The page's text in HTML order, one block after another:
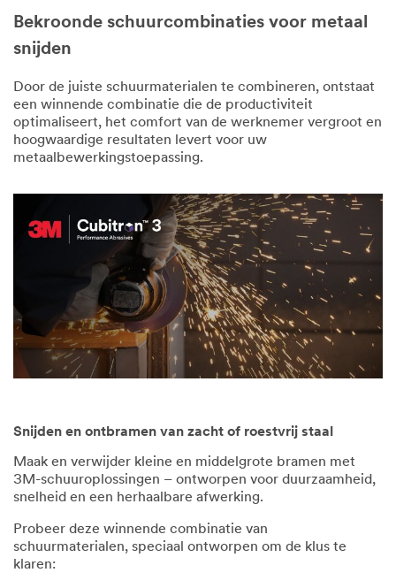
Bekroonde schuurcombinaties voor metaal
snijden
Door de juiste schuurmaterialen te combineren, ontstaat
een winnende combinatie die de productiviteit
optimaliseert, het comfort van de werknemer vergroot en
hoogwaardige resultaten levert voor uw
metaalbewerkingstoepassing.
Snijden en ontbramen van zacht of roestvrij staal
Maak en verwijder kleine en middelgrote bramen met
3M-schuuroplossingen – ontworpen voor duurzaamheid,
snelheid en een herhaalbare afwerking.
Probeer deze winnende combinatie van
schuurmaterialen, speciaal ontworpen om de klus te
klaren: